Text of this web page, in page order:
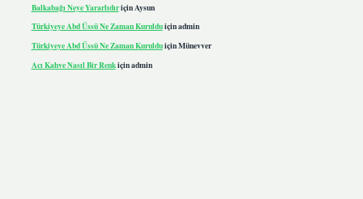
Balkabağı Neye Yararlıdıriçin Aysun
Türkiyeye Abd Üssü Ne Zaman Kurulduiçinadmin
Türkiyeye Abd Üssü Ne Zaman KurulduiçinMünevver
Acı Kahve Nasıl Bir Renkiçinadmin